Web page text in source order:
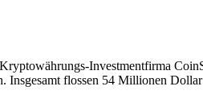
Investmentfirma
Insgesamt flossen 54 Millionen